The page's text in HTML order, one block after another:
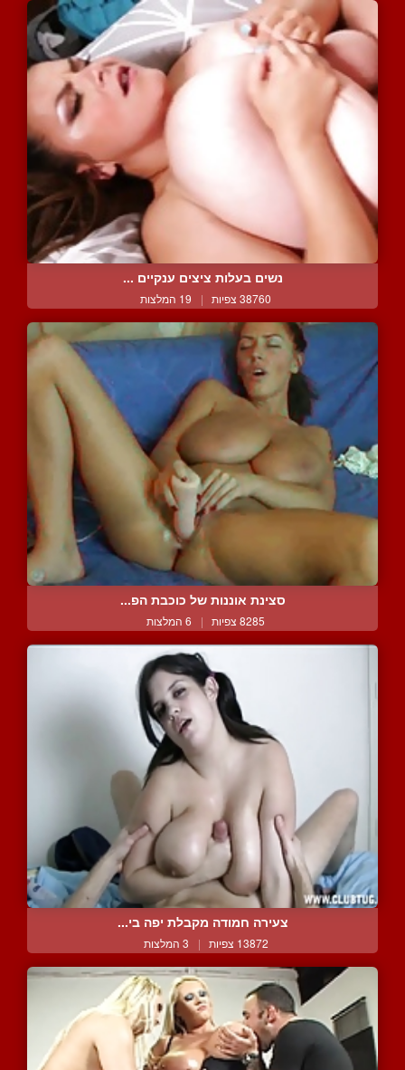
נשים בעלות ציצים ענקיים ...
38760 צפיות | 19 המלצות
סצינת אוננות של כוכבת הפ...
8285 צפיות | 6 המלצות
צעירה חמודה מקבלת יפה בי...
13872 צפיות | 3 המלצות